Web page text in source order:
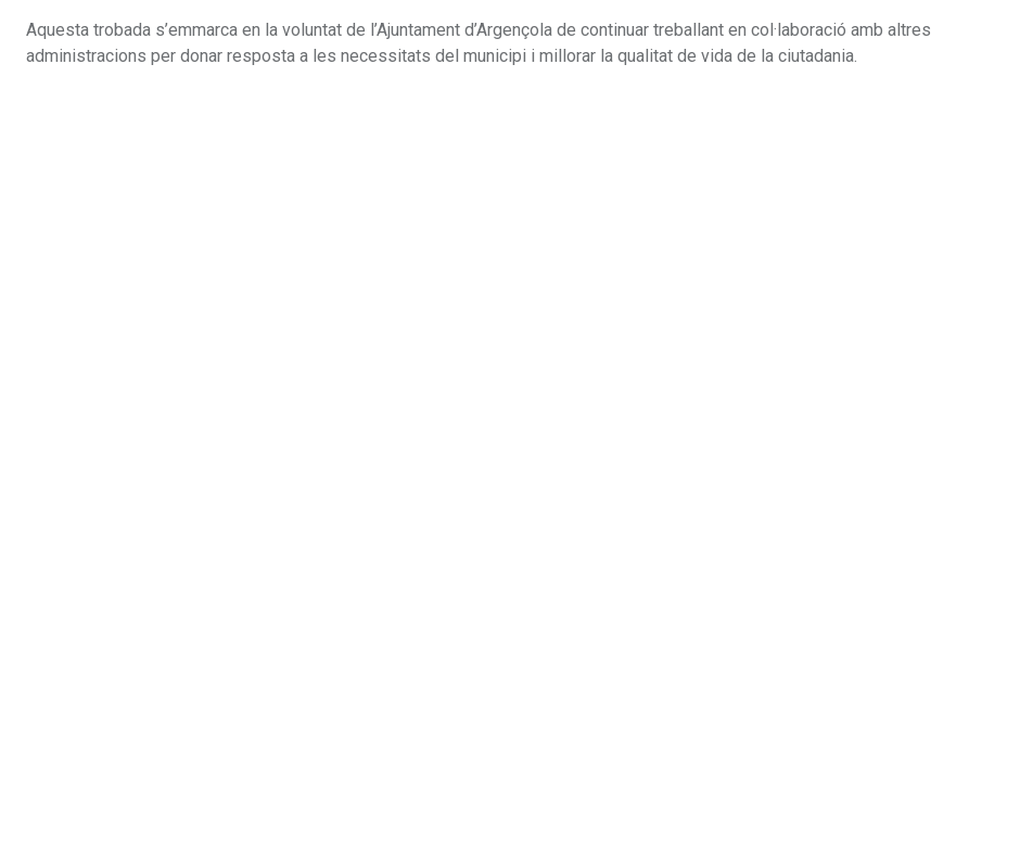
Aquesta trobada s’emmarca en la voluntat de l’Ajuntament d’Argençola de continuar treballant en col·laboració amb altres
administracions per donar resposta a les necessitats del municipi i millorar la qualitat de vida de la ciutadania.